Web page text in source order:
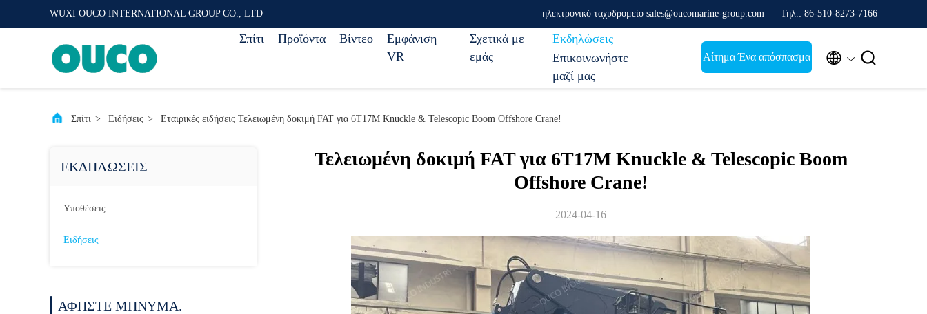
WUXI OUCO INTERNATIONAL GROUP CO., LTD ηλεκτρονικό ταχυδρομείο sales@oucomarine-group.com Τηλ.: 86-510-8273-7166
Σπίτι Προϊόντα Βίντεο
Εμφάνιση
VR
Σχετικά με
εμάς
Εκδηλώσεις
Επικοινωνήστε
μαζί μας
Αίτημα Ένα απόσπασμα  
Σπίτι > Ειδήσεις > Εταιρικές ειδήσεις Τελειωμένη δοκιμή FAT για 6T17M Knuckle & Telescopic Boom Offshore Crane!
ΕΚΔΗΛΏΣΕΙΣ
Υποθέσεις
Ειδήσεις
ΑΦΉΣΤΕ ΜΉΝΥΜΑ.
Τελειωμένη δοκιμή FAT για 6T17M Knuckle & Telescopic Boom
Offshore Crane!
2024-04-16